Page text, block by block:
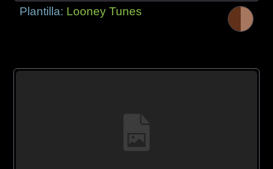
Plantilla: Looney Tunes